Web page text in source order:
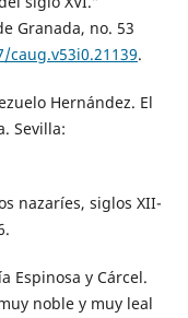
Granada, no. 53
.
Hernández. El
Sevilla:
nazaríes, siglos XII-
Espinosa y Cárcel.
noble y muy leal